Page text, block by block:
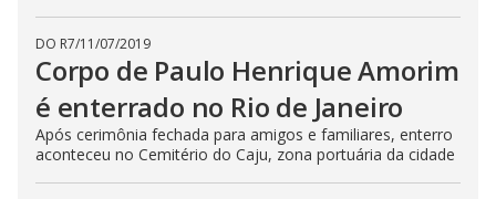
DO R7/11/07/2019
Corpo de Paulo Henrique Amorim
é enterrado no Rio de Janeiro
Após cerimônia fechada para amigos e familiares, enterro
aconteceu no Cemitério do Caju, zona portuária da cidade